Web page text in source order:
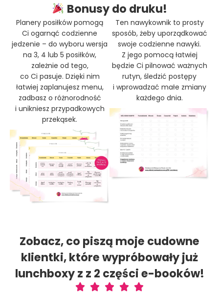
Bonusy do druku!
Planery posiłków pomogą
Ci ogarnąć codzienne
jedzenie – do wyboru wersja
na 3, 4 lub 5 posiłków,
zależnie od tego,
co Ci pasuje. Dzięki nim
łatwiej zaplanujesz menu,
zadbasz o różnorodność
i unikniesz przypadkowych
przekąsek.
Ten nawykownik to prosty
sposób, żeby uporządkować
swoje codzienne nawyki.
Z jego pomocą łatwiej
będzie Ci pilnować ważnych
rutyn, śledzić postępy
i wprowadzać małe zmiany
każdego dnia.
Zobacz, co piszą moje cudowne
klientki, które wypróbowały już
lunchboxy z z 2 części e-booków!